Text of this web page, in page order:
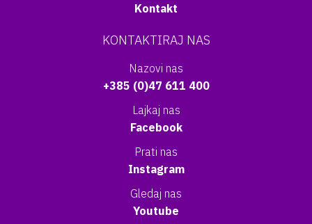
Kontakt
KONTAKTIRAJ NAS
Nazovi nas
+385 (0)47 611 400
Lajkaj nas
Facebook
Prati nas
Instagram
Gledaj nas
Youtube